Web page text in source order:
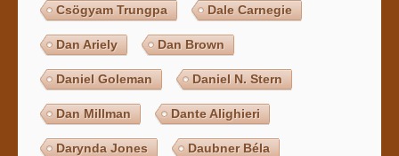
Csögyam Trungpa Dale Carnegie
Dan Ariely Dan Brown
Daniel Goleman Daniel N. Stern
Dan Millman Dante Alighieri
Darynda Jones Daubner Béla